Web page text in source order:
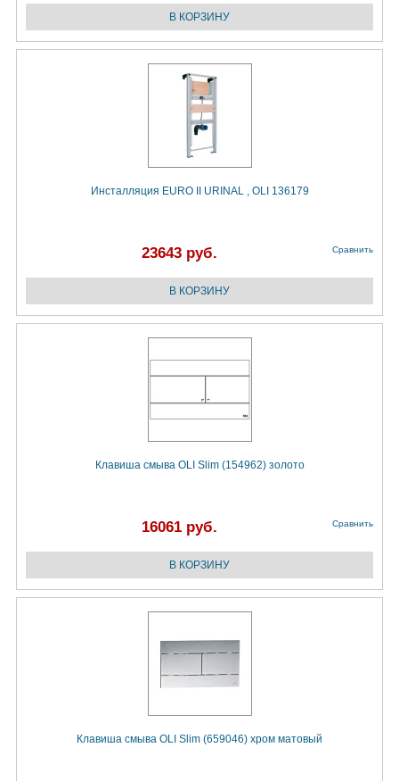
Инсталляция EURO II URINAL , OLI 136179
23643 руб. Сравнить
Клавиша смыва OLI Slim (154962) золото
16061 руб. Сравнить
Клавиша смыва OLI Slim (659046) хром матовый